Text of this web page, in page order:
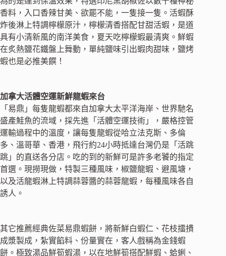
香料，入口香辣甘美、欲罷不能，一隻接一隻。活蝦酥
炸後淋上特調檸檬原汁，檸檬清香搭配甘甜活蝦，是道
具有小清新風的南洋美食，夏天吃檸檬蝦最清爽。鮮蝦
在炙熱鹽花鐵盤上舞動，單純鹽味引出蝦肉甜味，鹽烤
蝦也是必推美饌！
加拿大活體空運新鮮龍蝦來台
「易鼎」每隻龍蝦都來自加拿大太平洋海岸、世界馳名
盛產鮭魚的流域，採先進「活體空運技術」，嚴格控管
運輸過程中的溫度，讓每隻龍蝦從哈立法克斯、多倫
多、溫哥華、香港，飛行約24小時抵達台灣仍是「活跳
跳」的直送各分店。吃的到的新鮮可是許多老饕的指定
首選。現撈現做，特製三種風味，椒鹽龍蝦、避風塘，
以及活龍蝦淋上特調蒜蓉醬的蒜蓉龍蝦，每種風味各自
誘人。
其它推薦經典佐菜易鼎蝦餅，將新鮮白蝦仁、花枝擂撌
成漿製成，紮實餡料、份量實在，客人戲稱為金錢蝦
餅。極致湯品鮮筍蝦湯，以在地鮮筍搭配鮮蝦、蛤蜊、